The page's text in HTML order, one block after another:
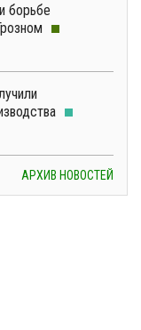
борьбе
АРХИВ НОВОСТЕЙ